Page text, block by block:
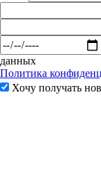
данных
Политика
Хочу получать